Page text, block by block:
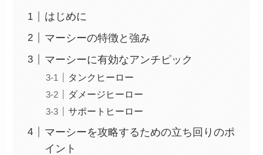
はじめに
マーシーの特徴と強み
マーシーに有効なアンチピック
タンクヒーロー
ダメージヒーロー
サポートヒーロー
マーシーを攻略するための立ち回りのポ
イント